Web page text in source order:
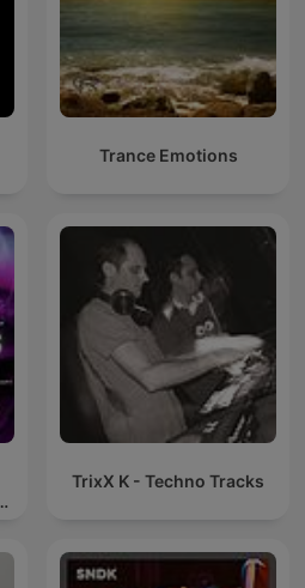
Trance Emotions
TrixX K - Techno Tracks